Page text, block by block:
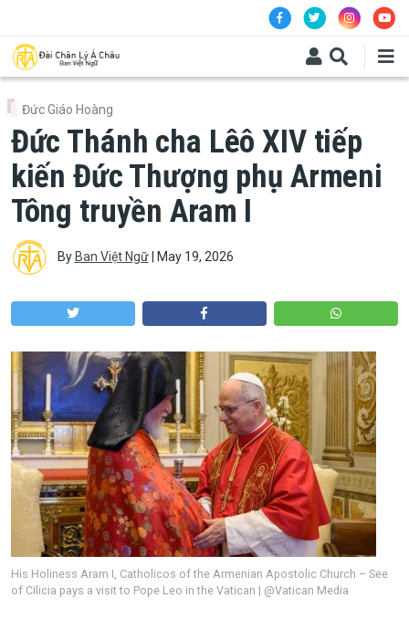
Đức Giáo Hoàng
Đức Thánh cha Lêô XIV tiếp
kiến Đức Thượng phụ Armeni
Tông truyền Aram I
By Ban Việt Ngữ| May 19, 2026
His Holiness Aram I, Catholicos of the Armenian Apostolic Church – See
of Cilicia pays a visit to Pope Leo in the Vatican | @Vatican Media